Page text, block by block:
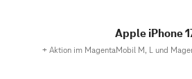
Apple iPhone
+ Aktion im MagentaMobil M, L und